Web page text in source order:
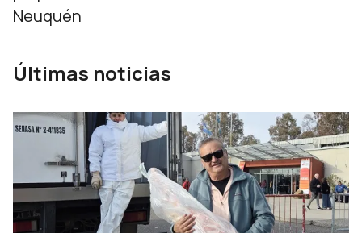
Neuquén
Últimas noticias